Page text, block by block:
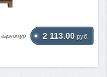
гарнитур 2 113.00 руб.